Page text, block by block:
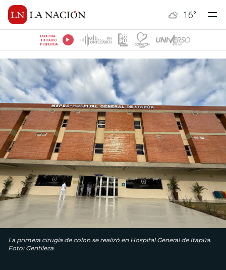
16°
ESCUCHÁ
TU RADIO
PREFERIDA
La primera cirugía de colon se realizó en Hospital General de Itapúa.
Foto: Gentileza